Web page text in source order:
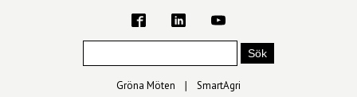
Gröna Möten ∣ SmartAgri